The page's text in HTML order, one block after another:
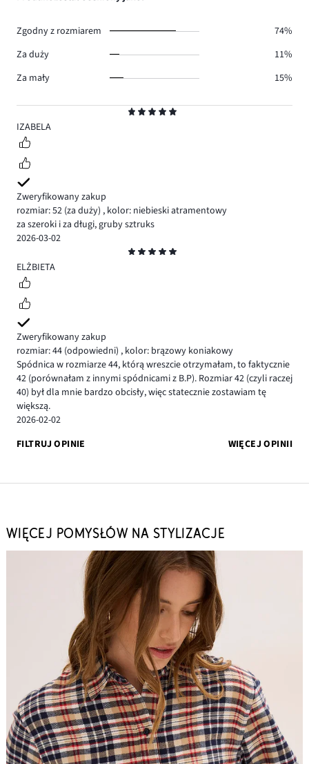
5
IZABELA
Zweryfikowany zakup
rozmiar: 52 (za duży) , kolor: niebieski atramentowy
za szeroki i za długi, gruby sztruks
2026-03-02
5
ELŻBIETA
Zweryfikowany zakup
rozmiar: 44 (odpowiedni) , kolor: brązowy koniakowy
Spódnica w rozmiarze 44, którą wreszcie otrzymałam, to faktycznie
42 (porównałam z innymi spódnicami z B.P). Rozmiar 42 (czyli raczej
40) był dla mnie bardzo obcisły, więc statecznie zostawiam tę
większą.
2026-02-02
FILTRUJ OPINIE
WIĘCEJ OPINII
Zgodny z rozmiarem
74%
Za duży
11%
Za mały
15%
WIĘCEJ POMYSŁÓW NA STYLIZACJE